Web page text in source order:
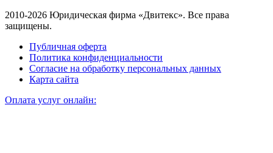
2010-2026 Юридическая фирма «Двитекс». Все права
защищены.
Публичная оферта
Политика конфиденциальности
Согласие на обработку персональных данных
Карта сайта
Оплата услуг онлайн: